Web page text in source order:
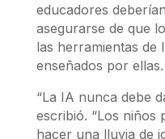
educadores
asegurarse de que
las herramientas de
enseñados por ellas.
“La IA nunca debe
escribió. “Los niños
hacer una lluvia de